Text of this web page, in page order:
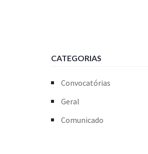
CATEGORIAS
Convocatórias
Geral
Comunicado